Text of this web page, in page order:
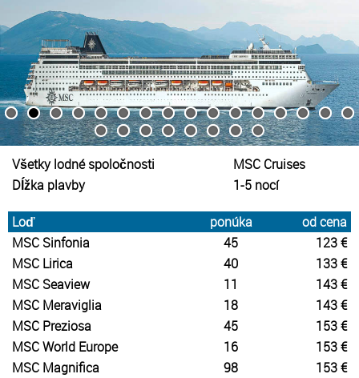
Všetky lodné spoločnosti
MSC Cruises
Dĺžka plavby
1-5 nocí
Loď ponúka
od cena
MSC Sinfonia
45
123 €
MSC Lirica
40
133 €
MSC Seaview
11
143 €
MSC Meraviglia
18
143 €
MSC Preziosa
45
153 €
MSC World Europe
16
153 €
MSC Magnifica
98
153 €